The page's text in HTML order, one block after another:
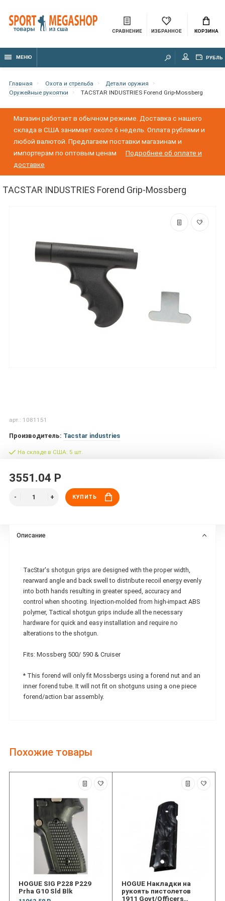
СРАВНЕНИЕ ИЗБРАННОЕ КОРЗИНА
МЕНЮ РУБЛЬ
Главная Охота и стрельба
Детали оружия
Оружейные рукоятки
TACSTAR INDUSTRIES Forend Grip-Mossberg
Магазин работает в обычном режиме. Доставка с нашего
склада в США занимает около 6 недель. Оплата рублями и
любой валютой. Предлагаем поставки магазинам и
импортерам по оптовым ценам
Подробнее об оплате и
доставке
TACSTAR INDUSTRIES Forend Grip-Mossberg
арт.: 1081151
Производитель: Tacstar industries
На складе в США: 5 шт.
3551.04 Р
КУПИТЬ
Описание
TacStar's shotgun grips are designed with the proper width,
rearward angle and back swell to distribute recoil energy evenly
into both hands resulting in greater speed, accuracy and
control when shooting. Injection-molded from high-impact ABS
polymer, Tactical shotgun grips include all the necessary
hardware for quick and easy installation and require no
alterations to the shotgun.
Fits: Mossberg 500/ 590 & Cruiser
* This forend will only fit Mossbergs using a forend nut and an
inner forend tube. It will not fit on shotguns using a one piece
forend/action bar assembly.
Похожие товары
HOGUE SIG P228 P229
Prha G10 Sld Blk
HOGUE Накладки на
рукоять пистолетов
1911 Govt/Officers